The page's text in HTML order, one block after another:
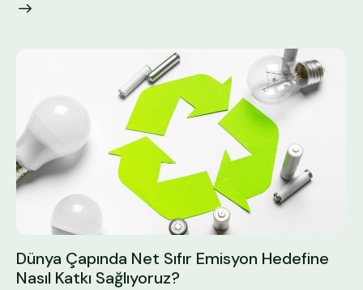
Dünya Çapında Net Sıfır Emisyon Hedefine
Nasıl Katkı Sağlıyoruz?